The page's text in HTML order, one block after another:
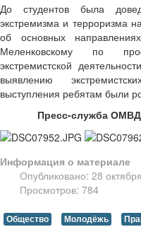
До студентов была
экстремизма и терроризма
об основных
Меленковскому по
экстремистской
выявлению
выступления ребятам были
Пресс-служба
Информация о материале
Опубликовано: 28
Просмотров: 784
Общество Молодёжь